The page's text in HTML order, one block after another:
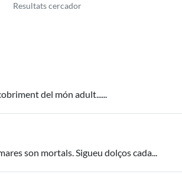
Resultats cercador
del món adult......
son mortals. Sigueu dolços cada...